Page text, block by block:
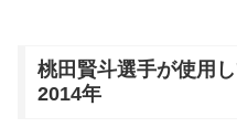
桃田賢斗選手が使用
2014年